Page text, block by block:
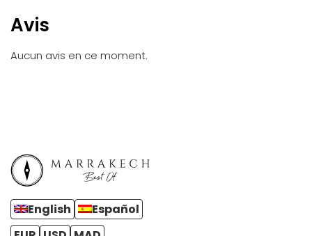
Avis
Aucun avis en ce moment.
English
Español